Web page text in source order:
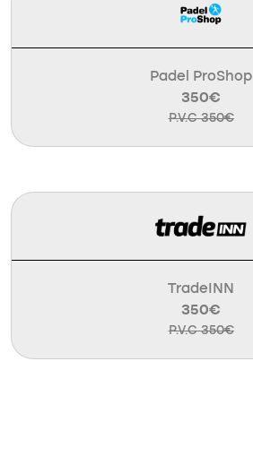
Padel ProShop
350€
P.V.C 350€
TradeINN
350€
P.V.C 350€